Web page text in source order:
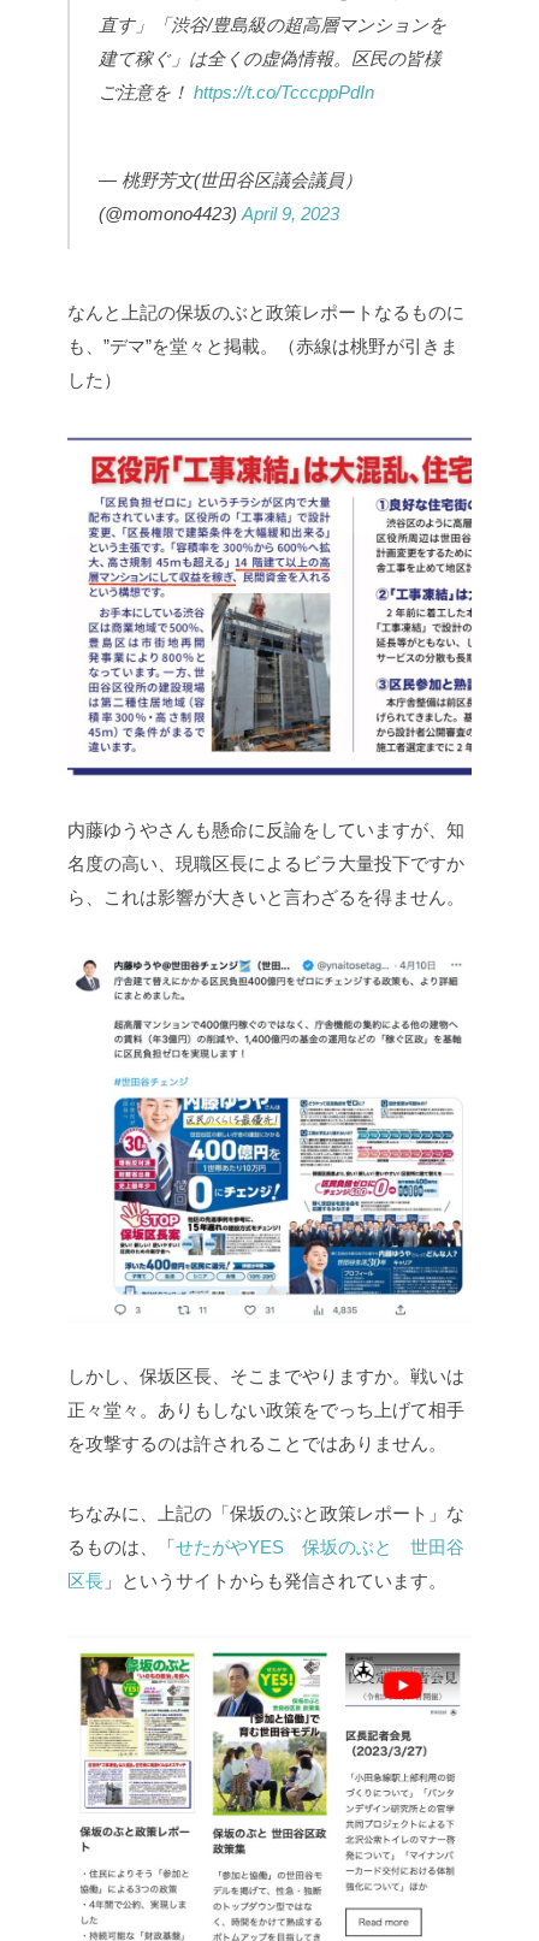
直す」「渋谷/豊島級の超高層マンションを
建て稼ぐ」は全くの虚偽情報。区民の皆様
ご注意を！ https://t.co/TcccppPdIn
— 桃野芳文(世田谷区議会議員）
(@momono4423)April 9, 2023
なんと上記の保坂のぶと政策レポートなるものに
も、”デマ”を堂々と掲載。（赤線は桃野が引きま
した）
内藤ゆうやさんも懸命に反論をしていますが、知
名度の高い、現職区長によるビラ大量投下ですか
ら、これは影響が大きいと言わざるを得ません。
しかし、保坂区長、そこまでやりますか。戦いは
正々堂々。ありもしない政策をでっち上げて相手
を攻撃するのは許されることではありません。
ちなみに、上記の「保坂のぶと政策レポート」な
るものは、「せたがやYES 保坂のぶと 世田谷
区長 」というサイトからも発信されています。